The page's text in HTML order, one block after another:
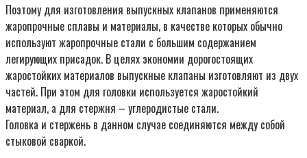
Поэтому для изготовления выпускных клапанов применяются
жаропрочные сплавы и материалы, в качестве которых обычно
используют жаропрочные стали с большим содержанием
легирующих присадок. В целях экономии дорогостоящих
жаростойких материалов выпускные клапаны изготовляют из двух
частей. При этом для головки используется жаростойкий
материал, а для стержня – углеродистые стали.
Головка и стержень в данном случае соединяются между собой
стыковой сваркой.